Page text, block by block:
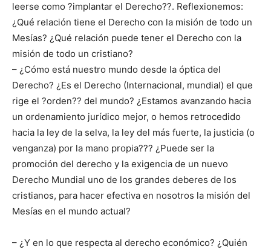
leerse como ?implantar el Derecho??. Reflexionemos:
¿Qué relación tiene el Derecho con la misión de todo un
Mesías? ¿Qué relación puede tener el Derecho con la
misión de todo un cristiano?
– ¿Cómo está nuestro mundo desde la óptica del
Derecho? ¿Es el Derecho (Internacional, mundial) el que
rige el ?orden?? del mundo? ¿Estamos avanzando hacia
un ordenamiento jurídico mejor, o hemos retrocedido
hacia la ley de la selva, la ley del más fuerte, la justicia (o
venganza) por la mano propia??? ¿Puede ser la
promoción del derecho y la exigencia de un nuevo
Derecho Mundial uno de los grandes deberes de los
cristianos, para hacer efectiva en nosotros la misión del
Mesías en el mundo actual?
– ¿Y en lo que respecta al derecho económico? ¿Quién